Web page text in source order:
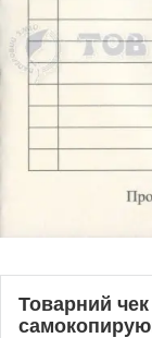
Товарний